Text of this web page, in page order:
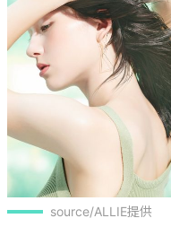
source/ALLIE提供